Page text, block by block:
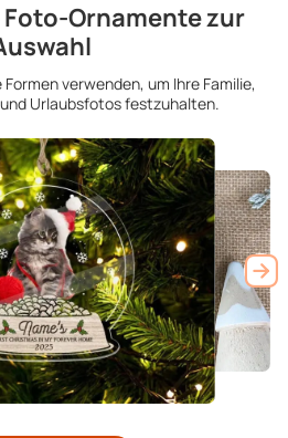
Ornamente zur
verwenden, um Ihre Familie,
Urlaubsfotos festzuhalten.